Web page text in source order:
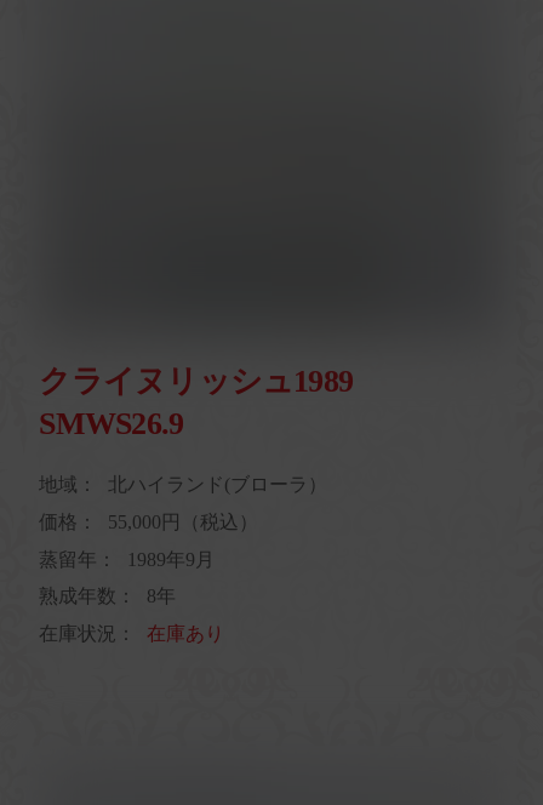
クライヌリッシュ1989
SMWS26.9
地域：
北ハイランド(ブローラ）
価格：
55,000円（税込）
蒸留年：
1989年9月
熟成年数：
8年
在庫状況：
在庫あり